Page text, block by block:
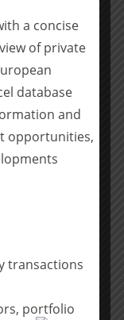
eine Financial
die Käuferin zu
Herzogenrath
sowie
a concise
of private
database
and
opportunities,
transactions
portfolio